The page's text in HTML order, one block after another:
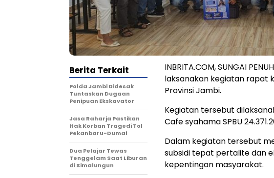
INBRITA.COM, SUNGAI
laksanakan kegiatan rapat
Provinsi Jambi.
Kegiatan tersebut
Cafe syahama SPBU
Dalam kegiatan tersebut
subsidi tepat pertalite dan
kepentingan masyarakat.
Berita Terkait
Polda Jambi Didesak
Tuntaskan Dugaan
Penipuan Ekskavator
Jasa Raharja Pastikan
Hak Korban Tragedi Tol
Pekanbaru-Dumai
Dua Pelajar Tewas
Tenggelam Saat Liburan
di Simalungun